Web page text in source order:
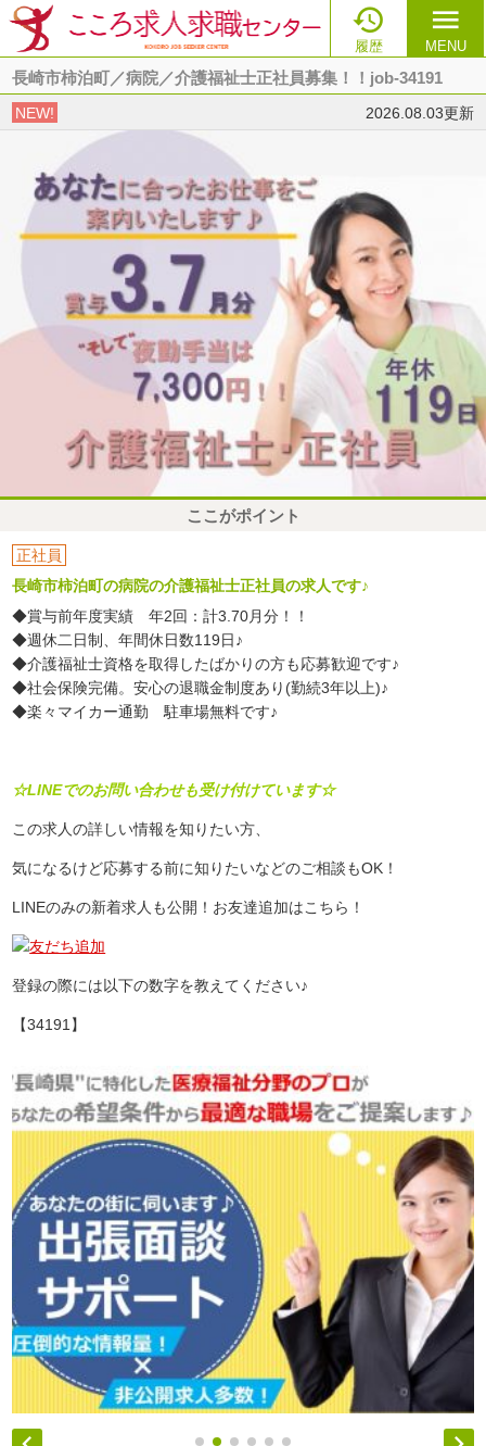

履歴
menu
MENU
長崎市柿泊町／病院／介護福祉士正社員募集！！job-34191
NEW! 2026.08.03更新
ここがポイント
正社員
長崎市柿泊町の病院の介護福祉士正社員の求人です♪
◆賞与前年度実績 年2回：計3.70月分！！
◆週休二日制、年間休日数119日♪
◆介護福祉士資格を取得したばかりの方も応募歓迎です♪
◆社会保険完備。安心の退職金制度あり(勤続3年以上)♪
◆楽々マイカー通勤 駐車場無料です♪
☆LINEでのお問い合わせも受け付けています☆
この求人の詳しい情報を知りたい方、
気になるけど応募する前に知りたいなどのご相談もOK！
LINEのみの新着求人も公開！お友達追加はこちら！
登録の際には以下の数字を教えてください♪
【34191】